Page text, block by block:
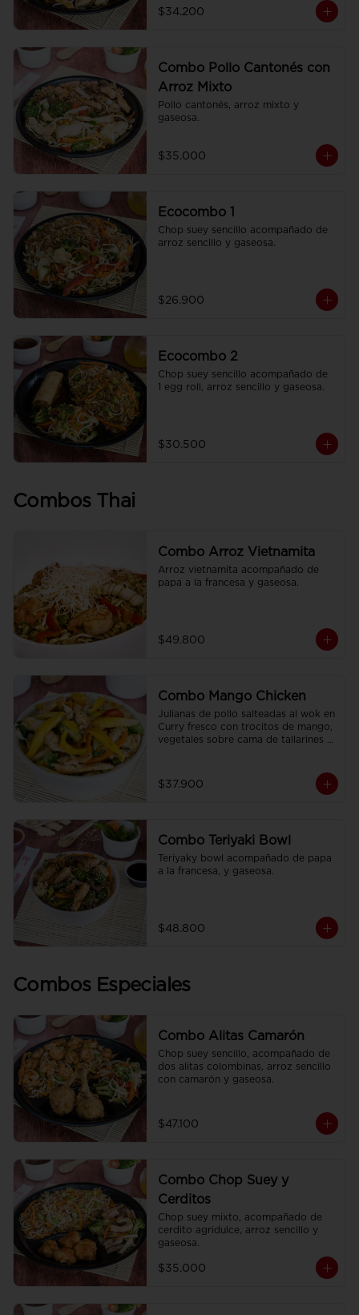
$34.200
Combo Pollo Cantonés con
Arroz Mixto
Pollo cantonés, arroz mixto y
gaseosa.
$35.000
Ecocombo 1
Chop suey sencillo acompañado de
arroz sencillo y gaseosa.
$26.900
Ecocombo 2
Chop suey sencillo acompañado de
1 egg roll, arroz sencillo y gaseosa.
$30.500
Combos Thai
Combo Arroz Vietnamita
Arroz vietnamita acompañado de
papa a la francesa y gaseosa.
$49.800
Combo Mango Chicken
Julianas de pollo salteadas al wok en
Curry fresco con trocitos de mango,
vegetales sobre cama de tallarines
$37.900
Combo Teriyaki Bowl
Teriyaky bowl acompañado de papa
a la francesa, y gaseosa.
$48.800
Combos Especiales
Combo Alitas Camarón
Chop suey sencillo, acompañado de
dos alitas colombinas, arroz sencillo
con camarón y gaseosa.
$47.100
Combo Chop Suey y
Cerditos
Chop suey mixto, acompañado de
cerdito agridulce, arroz sencillo y
gaseosa.
$35.000